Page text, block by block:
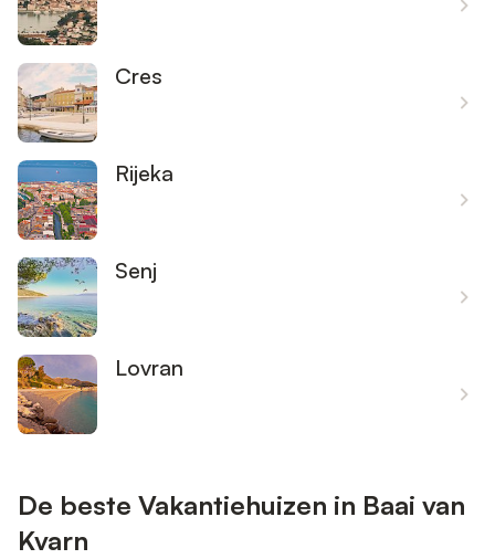
Cres
Rijeka
Senj
Lovran
De beste Vakantiehuizen in Baai van
Kvarn